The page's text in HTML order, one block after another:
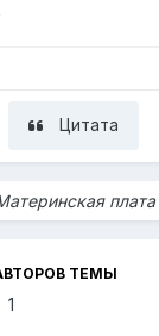
Цитата
ТЕМЫ
1